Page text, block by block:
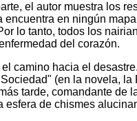
el autor muestra los
en ningún
lo tanto, todos los
del corazón.
camino hacia el
(en la novela,
tarde, comandante de
de chismes